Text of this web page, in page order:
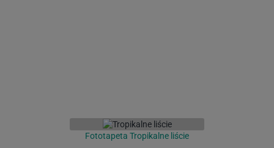
Fototapeta Tropikalne liście